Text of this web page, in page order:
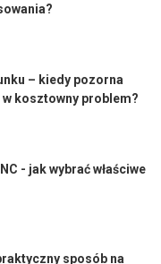
– kiedy pozorna
kosztowny problem?
- jak wybrać właściwe
sposób na